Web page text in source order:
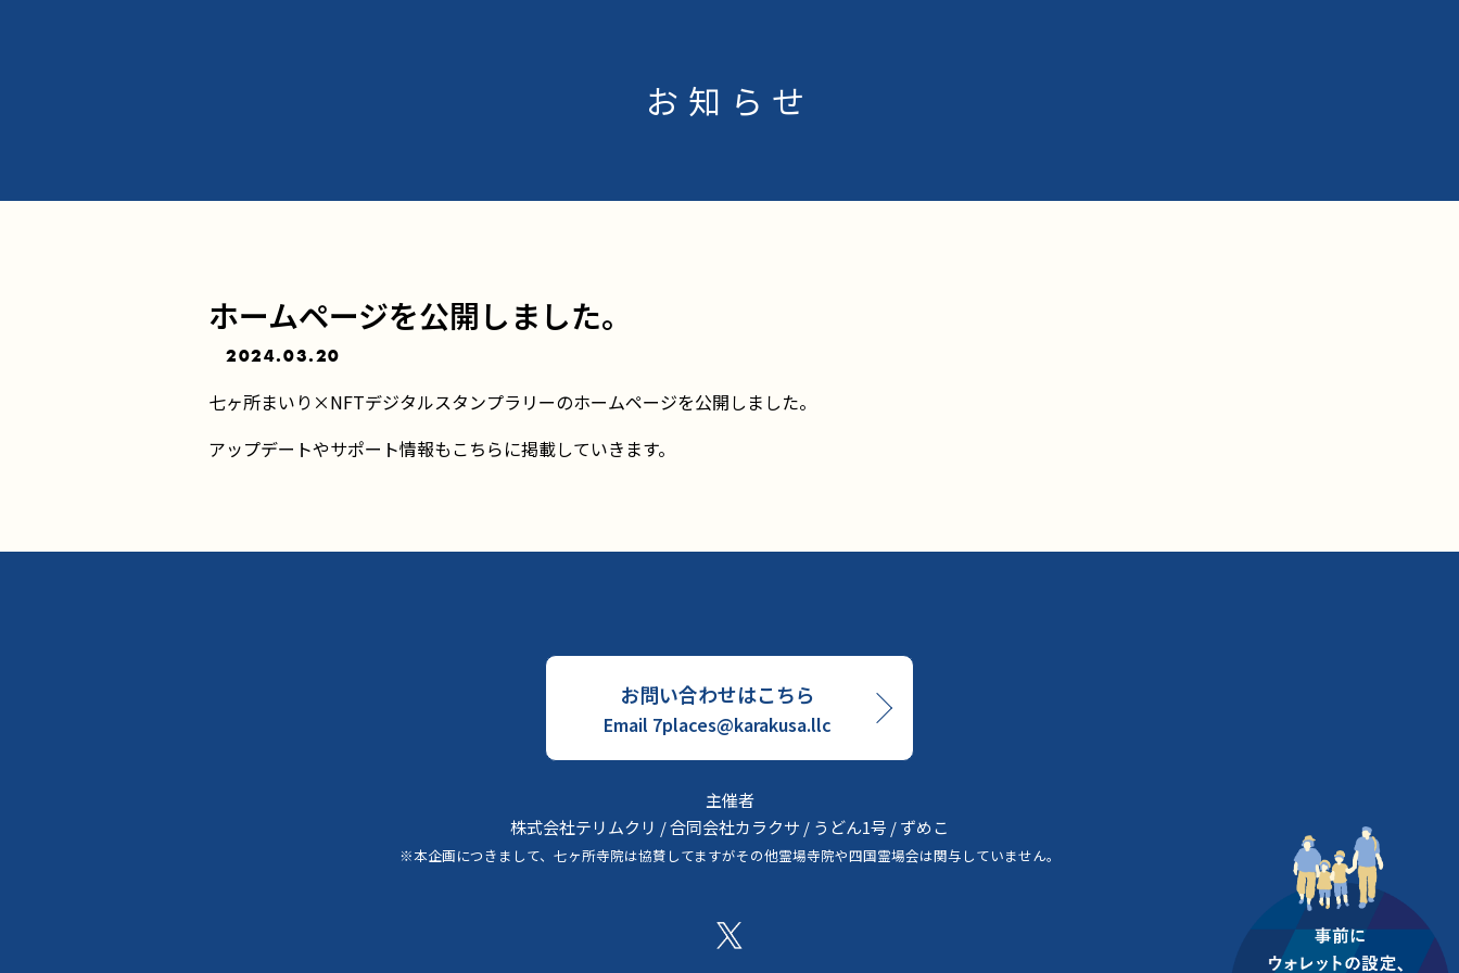
お知らせ
ホームページを公開しました。
2024.03.20
七ヶ所まいり×NFTデジタルスタンプラリーのホームページを公開しました。
アップデートやサポート情報もこちらに掲載していきます。
お問い合わせはこちら
Email 7places@karakusa.llc
主催者
株式会社テリムクリ / 合同会社カラクサ / うどん1号 / ずめこ
※本企画につきまして、七ヶ所寺院は協賛してますがその他霊場寺院や四国霊場会は関与していません。